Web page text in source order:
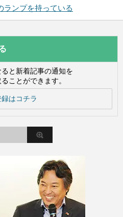
ランプを持っている
と新着記事の通知を
ことができます。
はコチラ